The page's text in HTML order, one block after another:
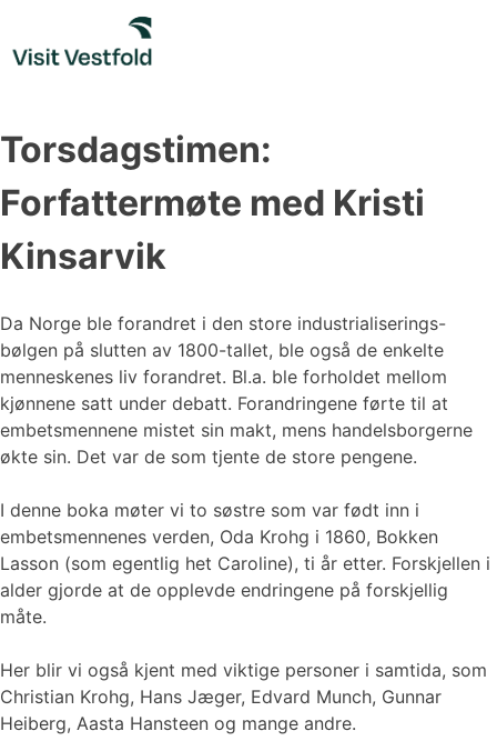
content
Torsdagstimen:
Forfattermøte med Kristi
Kinsarvik
Da Norge ble forandret i den store industrialiserings-
bølgen på slutten av 1800-tallet, ble også de enkelte
menneskenes liv forandret. Bl.a. ble forholdet mellom
kjønnene satt under debatt. Forandringene førte til at
embetsmennene mistet sin makt, mens handelsborgerne
økte sin. Det var de som tjente de store pengene.
I denne boka møter vi to søstre som var født inn i
embetsmennenes verden, Oda Krohg i 1860, Bokken
Lasson (som egentlig het Caroline), ti år etter. Forskjellen i
alder gjorde at de opplevde endringene på forskjellig
måte.
Her blir vi også kjent med viktige personer i samtida, som
Christian Krohg, Hans Jæger, Edvard Munch, Gunnar
Heiberg, Aasta Hansteen og mange andre.